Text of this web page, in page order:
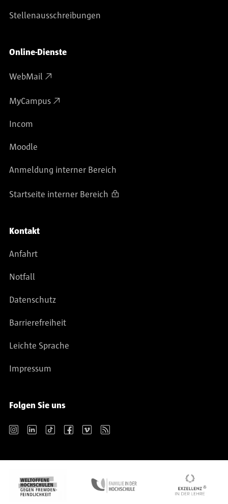
Stellenausschreibungen
Online-Dienste
WebMail
MyCampus
Incom
Moodle
Anmeldung interner Bereich
Startseite interner Bereich
Kontakt
Anfahrt
Notfall
Datenschutz
Barrierefreiheit
Leichte Sprache
Impressum
Folgen Sie uns
Instagram LinkedIn TikTok Facebook Vimeo RSS